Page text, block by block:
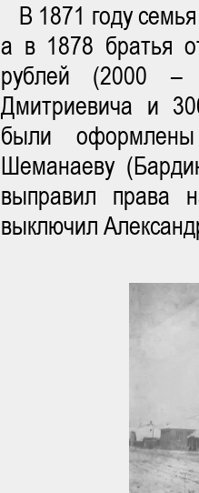
В 1871 году
а в 1878 братья
рублей (2000 –
Дмитриевича и
были
Шеманаеву
выправил права
выключил